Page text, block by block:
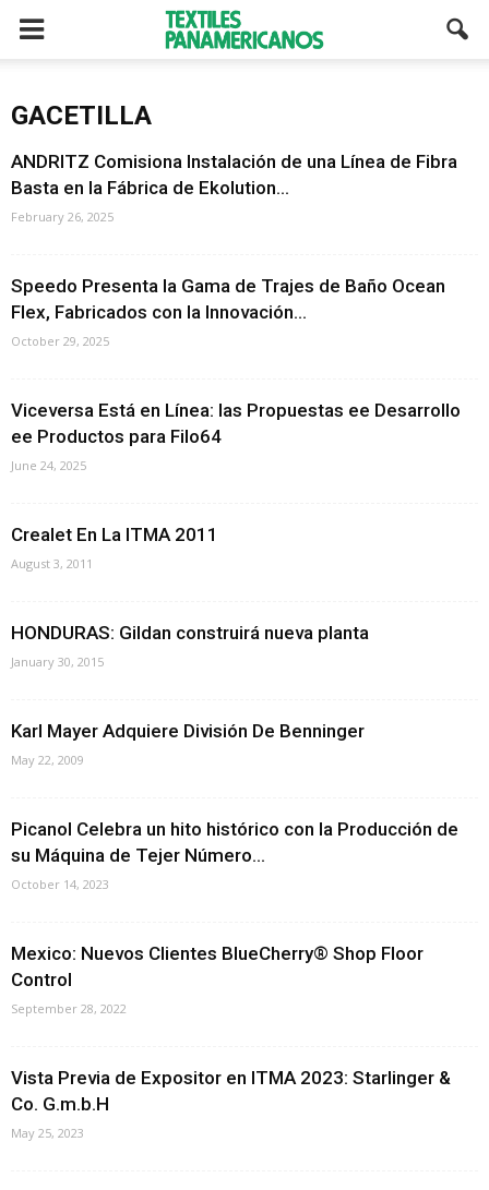
GACETILLA
ANDRITZ Comisiona Instalación de una Línea de Fibra
Basta en la Fábrica de Ekolution...
February 26, 2025
Speedo Presenta la Gama de Trajes de Baño Ocean
Flex, Fabricados con la Innovación...
October 29, 2025
Viceversa Está en Línea: las Propuestas ee Desarrollo
ee Productos para Filo64
June 24, 2025
Crealet En La ITMA 2011
August 3, 2011
HONDURAS: Gildan construirá nueva planta
January 30, 2015
Karl Mayer Adquiere División De Benninger
May 22, 2009
Picanol Celebra un hito histórico con la Producción de
su Máquina de Tejer Número...
October 14, 2023
Mexico: Nuevos Clientes BlueCherry® Shop Floor
Control
September 28, 2022
Vista Previa de Expositor en ITMA 2023: Starlinger &
Co. G.m.b.H
May 25, 2023